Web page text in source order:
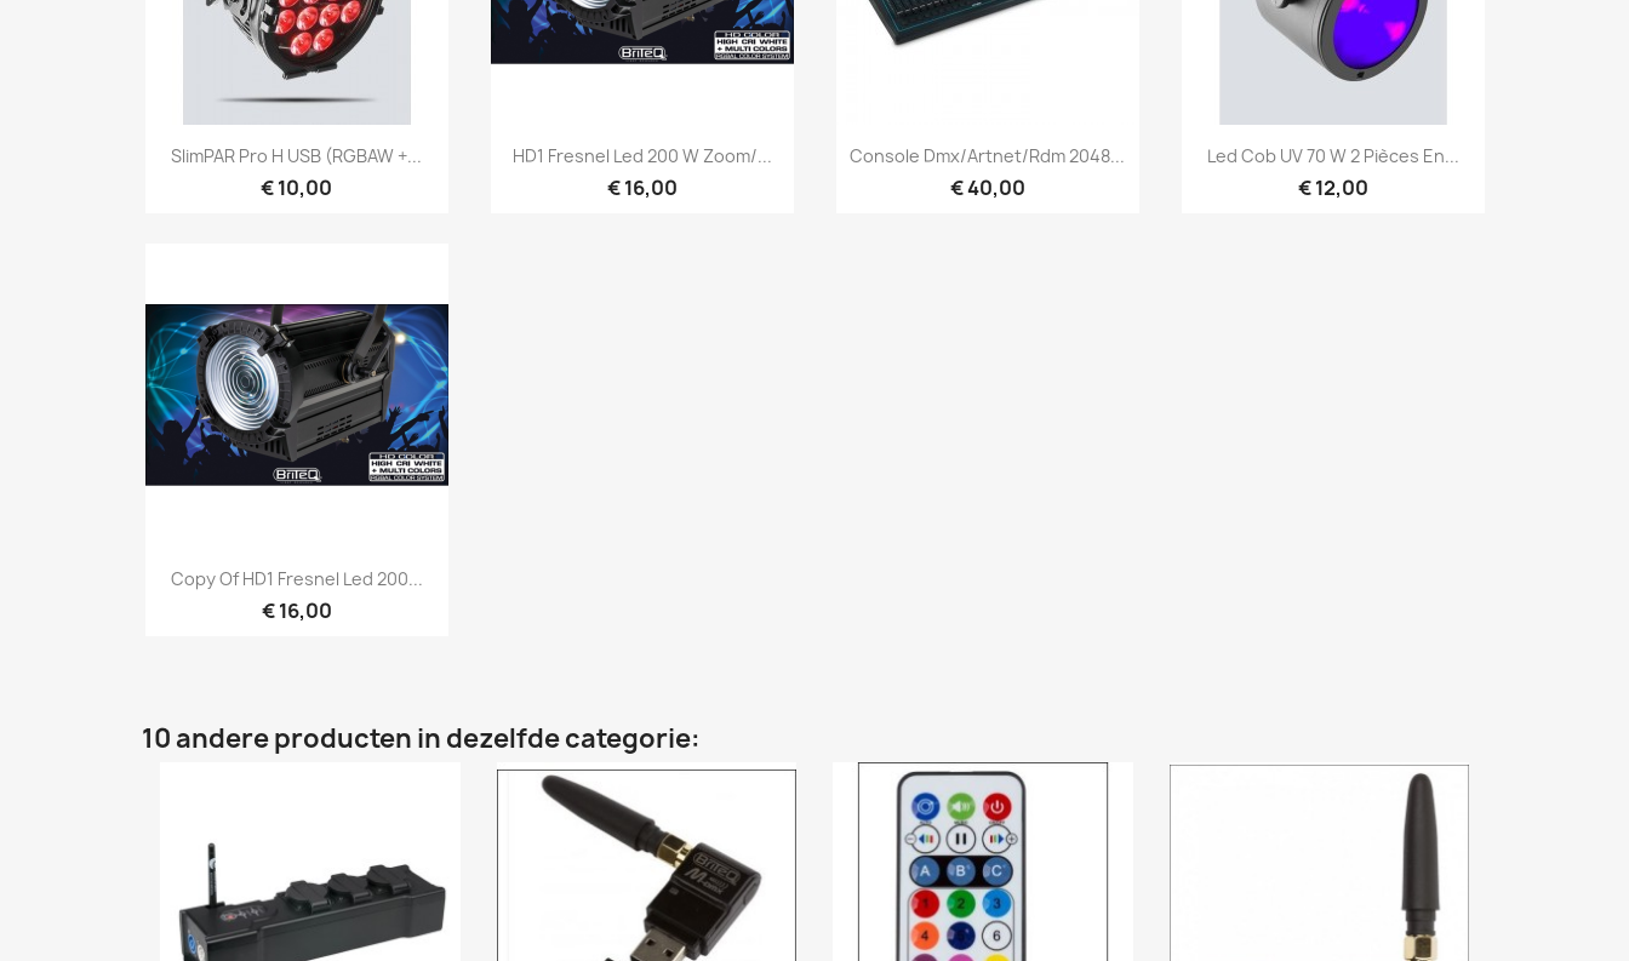
Snel bekijken
SlimPAR Pro H USB (RGBAW +...
€ 10,00
Snel bekijken
HD1 Fresnel Led 200 W Zoom/...
€ 16,00
Snel bekijken
Console Dmx/Artnet/Rdm 2048...
€ 40,00
 Snel bekijken
Led Cob UV 70 W 2 Pièces En...
€ 12,00
Snel bekijken
Copy Of HD1 Fresnel Led 200...
€ 16,00
10 andere producten in dezelfde categorie: